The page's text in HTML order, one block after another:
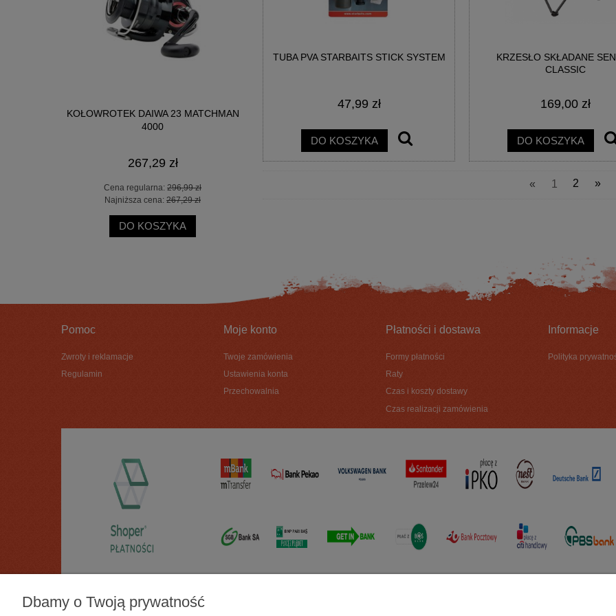
KOŁOWROTEK DAIWA 23 MATCHMAN
4000
267,29 zł
Cena regularna: 296,99 zł
Najniższa cena: 267,29 zł
DO KOSZYKA
KOŁOWROTEK DAIWA NINJA MATCH
280,80 zł
KOŁOWROTEK DAIWA 25 CALDIA FC
728,10 zł
Cena regularna: 809,00 zł
TUBA PVA STARBAITS STICK SYSTEM
47,99 zł
DO KOSZYKA
KRZESŁO SKŁADANE
CLASSIC
169,00 zł
DO KOSZYKA
« 1 2 »
Pomoc
Zwroty i reklamacje
Regulamin
Moje konto
Twoje zamówienia
Ustawienia konta
Przechowalnia
Płatności i dostawa
Formy płatności
Raty
Czas i koszty dostawy
Czas realizacji zamówienia
Informacje
Polityka
Dbamy o Twoją prywatność